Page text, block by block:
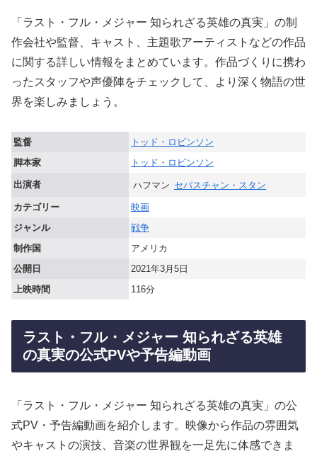
「ラスト・フル・メジャー 知られざる英雄の真実」の制
作会社や監督、キャスト、主題歌アーティストなどの作品
に関する詳しい情報をまとめています。作品づくりに携わ
ったスタッフや声優陣をチェックして、より深く物語の世
界を楽しみましょう。
監督
トッド・ロビンソン
脚本家
トッド・ロビンソン
出演者 ハフマン セバスチャン・スタン
カテゴリー
映画
ジャンル
戦争
制作国
アメリカ
公開日
2021年3月5日
上映時間
116分
ラスト・フル・メジャー 知られざる英雄
の真実の公式PVや予告編動画
「ラスト・フル・メジャー 知られざる英雄の真実」の公
式PV・予告編動画を紹介します。映像から作品の雰囲気
やキャストの演技、音楽の世界観を一足先に体感できま